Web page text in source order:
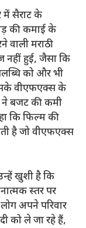
में सैराट के
की कमाई के
मराठी
नहीं हुई, जैसा कि
को और भी
वीएफएक्स के
बजट की कमी
कि फिल्म की
है जो वीएफएक्स
खुशी है कि
स्तर पर
अपने परिवार
को ले जा रहे हैं,